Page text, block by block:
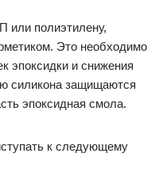
или полиэтилену,
Это необходимо
эпоксидки и снижения
силикона защищаются
эпоксидная смола.
к следующему